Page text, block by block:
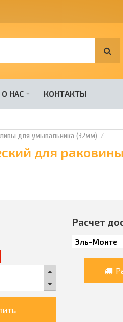
О НАС КОНТАКТЫ
для умывальника (32мм)
для
Расчет